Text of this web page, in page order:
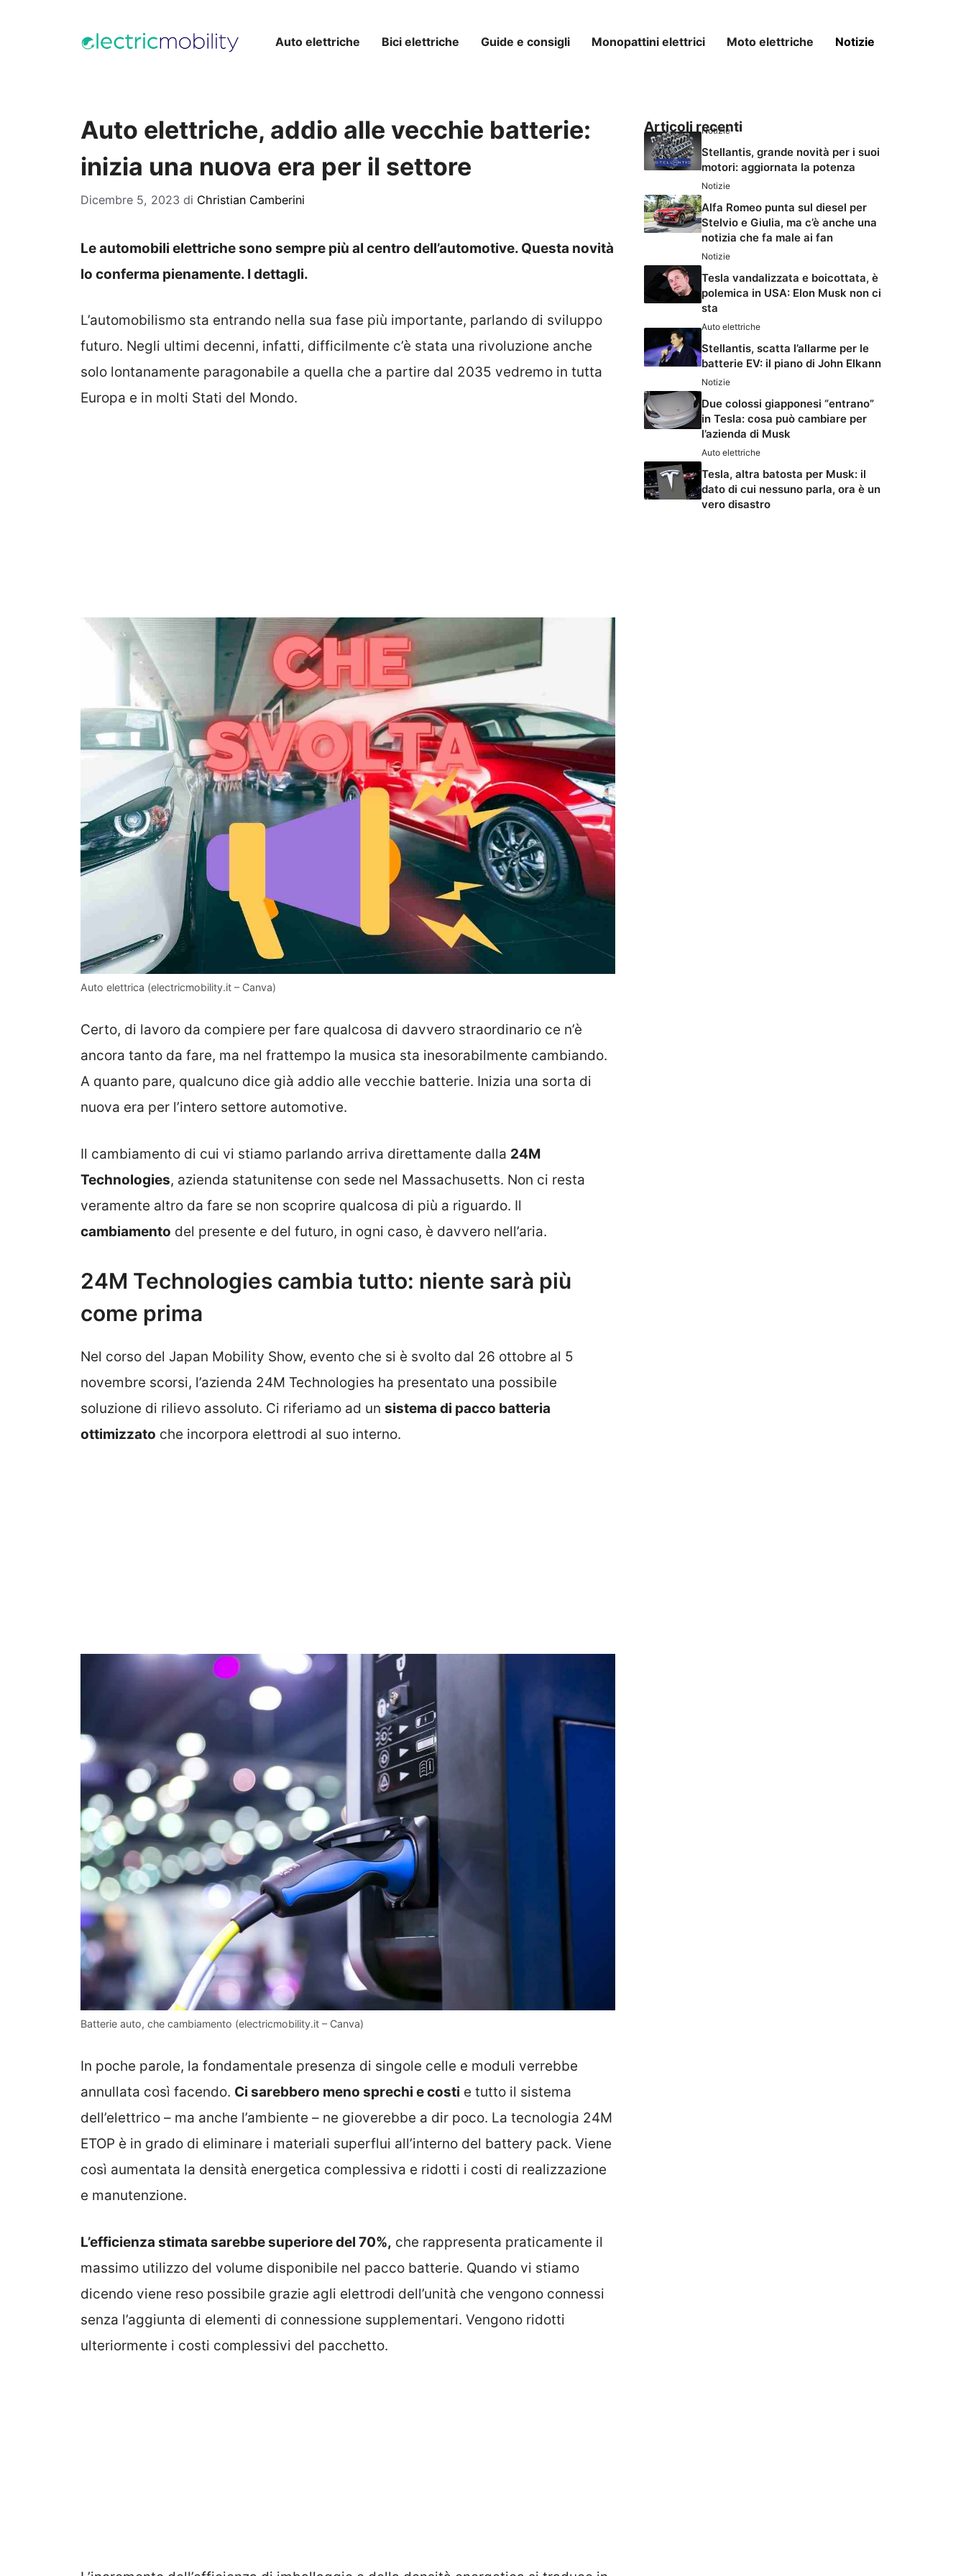
Auto elettriche Bici elettriche Guide e consigli Monopattini elettrici Moto elettriche Notizie
Auto elettriche, addio alle vecchie batterie:
inizia una nuova era per il settore
Dicembre 5, 2023 di Christian Camberini
Le automobili elettriche sono sempre più al centro dell’automotive. Questa novità
lo conferma pienamente. I dettagli.
L’automobilismo sta entrando nella sua fase più importante, parlando di sviluppo
futuro. Negli ultimi decenni, infatti, difficilmente c’è stata una rivoluzione anche
solo lontanamente paragonabile a quella che a partire dal 2035 vedremo in tutta
Europa e in molti Stati del Mondo.
Auto elettrica (electricmobility.it – Canva)
Certo, di lavoro da compiere per fare qualcosa di davvero straordinario ce n’è
ancora tanto da fare, ma nel frattempo la musica sta inesorabilmente cambiando.
A quanto pare, qualcuno dice già addio alle vecchie batterie. Inizia una sorta di
nuova era per l’intero settore automotive.
Il cambiamento di cui vi stiamo parlando arriva direttamente dalla 24M
Technologies, azienda statunitense con sede nel Massachusetts. Non ci resta
veramente altro da fare se non scoprire qualcosa di più a riguardo. Il
cambiamento del presente e del futuro, in ogni caso, è davvero nell’aria.
24M Technologies cambia tutto: niente sarà più
come prima
Nel corso del Japan Mobility Show, evento che si è svolto dal 26 ottobre al 5
novembre scorsi, l’azienda 24M Technologies ha presentato una possibile
soluzione di rilievo assoluto. Ci riferiamo ad un sistema di pacco batteria
ottimizzato che incorpora elettrodi al suo interno.
Batterie auto, che cambiamento (electricmobility.it – Canva)
In poche parole, la fondamentale presenza di singole celle e moduli verrebbe
annullata così facendo. Ci sarebbero meno sprechi e costi e tutto il sistema
dell’elettrico – ma anche l’ambiente – ne gioverebbe a dir poco. La tecnologia 24M
ETOP è in grado di eliminare i materiali superflui all’interno del battery pack. Viene
così aumentata la densità energetica complessiva e ridotti i costi di realizzazione
e manutenzione.
L’efficienza stimata sarebbe superiore del 70%, che rappresenta praticamente il
massimo utilizzo del volume disponibile nel pacco batterie. Quando vi stiamo
dicendo viene reso possibile grazie agli elettrodi dell’unità che vengono connessi
senza l’aggiunta di elementi di connessione supplementari. Vengono ridotti
ulteriormente i costi complessivi del pacchetto.
Articoli recenti
Notizie
Stellantis, grande novità per i suoi
motori: aggiornata la potenza
Notizie
Alfa Romeo punta sul diesel per
Stelvio e Giulia, ma c’è anche una
notizia che fa male ai fan
Notizie
Tesla vandalizzata e boicottata, è
polemica in USA: Elon Musk non ci
sta
Auto elettriche
Stellantis, scatta l’allarme per le
batterie EV: il piano di John Elkann
Notizie
Due colossi giapponesi “entrano”
in Tesla: cosa può cambiare per
l’azienda di Musk
Auto elettriche
Tesla, altra batosta per Musk: il
dato di cui nessuno parla, ora è un
vero disastro